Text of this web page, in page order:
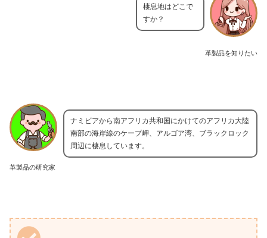
革製品を知りたい
棲息地はどこで
すか？
革製品の研究家
ナミビアから南アフリカ共和国にかけてのアフリカ大陸
南部の海岸線のケープ岬、アルゴア湾、ブラックロック
周辺に棲息しています。